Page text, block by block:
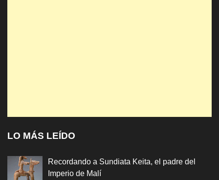
LO MÁS LEÍDO
Recordando a Sundiata Keita, el padre del
Imperio de Malí